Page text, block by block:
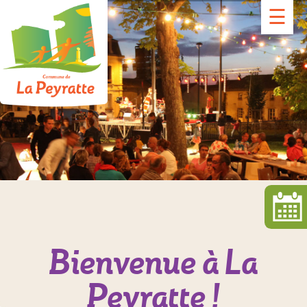
☰
Bienvenue à La
Peyratte !